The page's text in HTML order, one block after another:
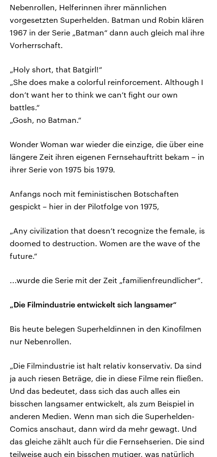
Nebenrollen, Helferinnen ihrer männlichen
vorgesetzten Superhelden. Batman und Robin klären
1967 in der Serie „Batman“ dann auch gleich mal ihre
Vorherrschaft.
„Holy short, that Batgirl!“
„She does make a colorful reinforcement. Although I
don’t want her to think we can’t fight our own
battles.“
„Gosh, no Batman.“
Wonder Woman war wieder die einzige, die über eine
längere Zeit ihren eigenen Fernsehauftritt bekam – in
ihrer Serie von 1975 bis 1979.
Anfangs noch mit feministischen Botschaften
gespickt – hier in der Pilotfolge von 1975,
„Any civilization that doesn’t recognize the female, is
doomed to destruction. Women are the wave of the
future.“
...wurde die Serie mit der Zeit „familienfreundlicher“.
„Die Filmindustrie entwickelt sich langsamer“
Bis heute belegen Superheldinnen in den Kinofilmen
nur Nebenrollen.
„Die Filmindustrie ist halt relativ konservativ. Da sind
ja auch riesen Beträge, die in diese Filme rein fließen.
Und das bedeutet, dass sich das auch alles ein
bisschen langsamer entwickelt, als zum Beispiel in
anderen Medien. Wenn man sich die Superhelden-
Comics anschaut, dann wird da mehr gewagt. Und
das gleiche zählt auch für die Fernsehserien. Die sind
teilweise auch ein bisschen mutiger, was natürlich